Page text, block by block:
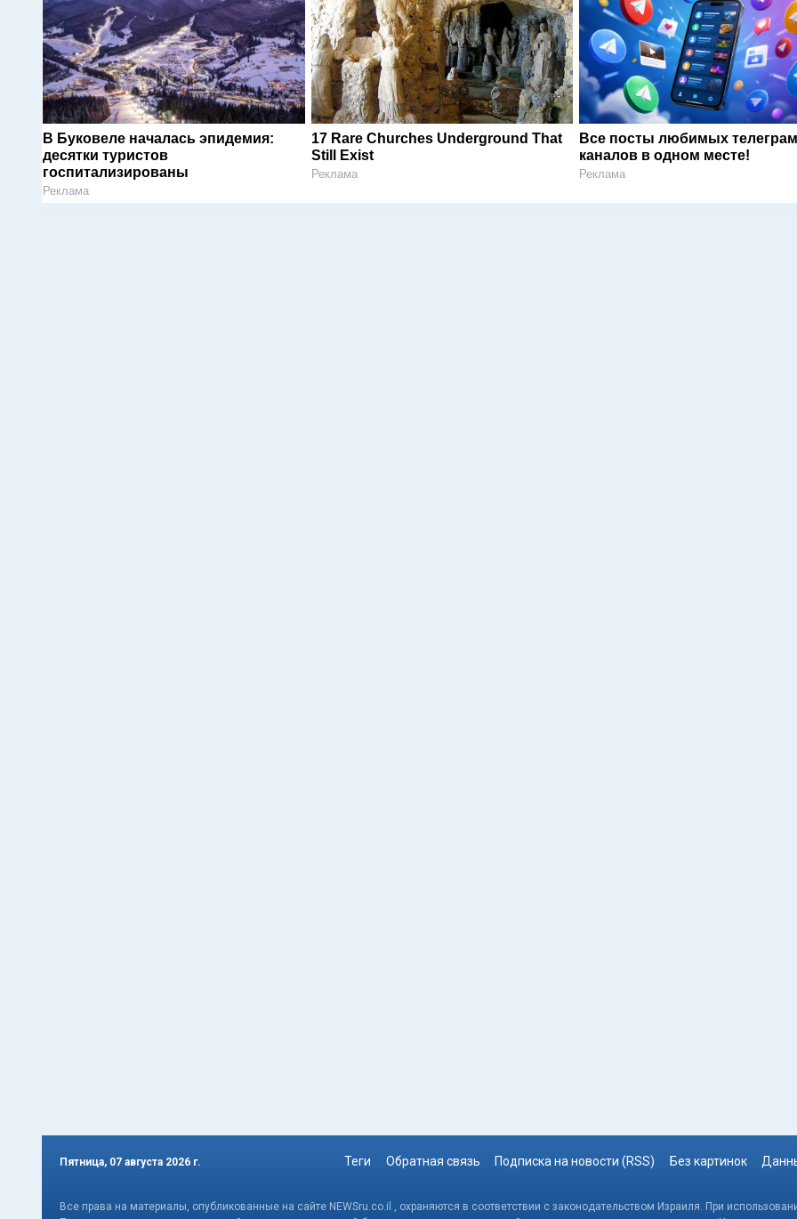
В Буковеле началась эпидемия:
десятки туристов
госпитализированы
Реклама
17 Rare Churches Underground That
Still Exist
Реклама
Все посты любимых
каналов в одном месте!
Реклама
Пятница, 07 августа 2026 г. Теги Обратная связь Подписка на новости (RSS) Без картинок
Все права на материалы, опубликованные на сайте NEWSru.co.il , охраняются в соответствии с законодательством Израиля. При